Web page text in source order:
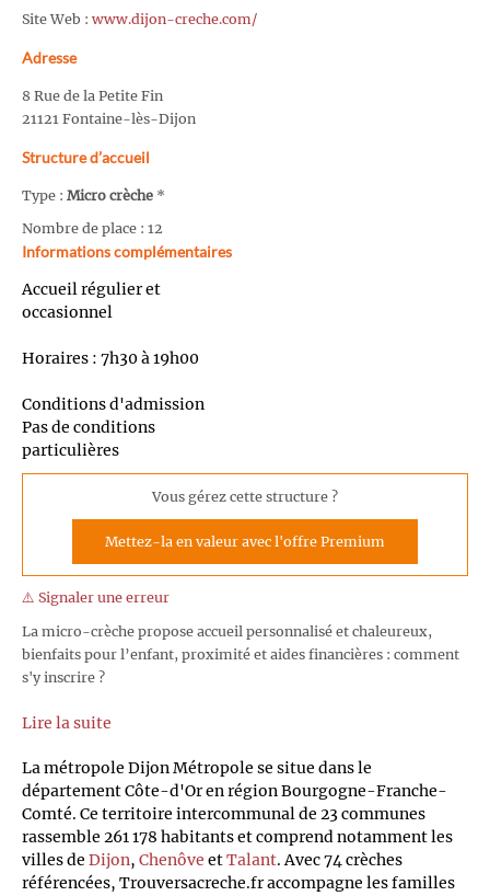
Site Web : www.dijon-creche.com/
Adresse
8 Rue de la Petite Fin
21121 Fontaine-lès-Dijon
Structure d’accueil
Type : Micro crèche *
Nombre de place : 12
Informations complémentaires
Accueil régulier et
occasionnel
Horaires : 7h30 à 19h00
Conditions d'admission
Pas de conditions
particulières
Vous gérez cette structure ?
Mettez-la en valeur avec l'offre Premium
⚠️ Signaler une erreur
La micro-crèche propose accueil personnalisé et chaleureux,
bienfaits pour l’enfant, proximité et aides financières : comment
s'y inscrire ?
Lire la suite
La métropole Dijon Métropole se situe dans le
département Côte-d'Or en région Bourgogne-Franche-
Comté. Ce territoire intercommunal de 23 communes
rassemble 261 178 habitants et comprend notamment les
villes de Dijon, Chenôve etTalant. Avec 74 crèches
référencées, Trouversacreche.fr accompagne les familles